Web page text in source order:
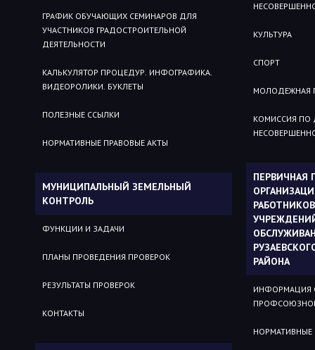
ГРАФИК ОБУЧАЮЩИХ СЕМИНАРОВ ДЛЯ
УЧАСТНИКОВ ГРАДОСТРОИТЕЛЬНОЙ
ДЕЯТЕЛЬНОСТИ
КАЛЬКУЛЯТОР ПРОЦЕДУР. ИНФОГРАФИКА.
ВИДЕОРОЛИКИ. БУКЛЕТЫ
ПОЛЕЗНЫЕ ССЫЛКИ
НОРМАТИВНЫЕ ПРАВОВЫЕ АКТЫ
МУНИЦИПАЛЬНЫЙ ЗЕМЕЛЬНЫЙ
КОНТРОЛЬ
ФУНКЦИИ И ЗАДАЧИ
ПЛАНЫ ПРОВЕДЕНИЯ ПРОВЕРОК
РЕЗУЛЬТАТЫ ПРОВЕРОК
КОНТАКТЫ
КУЛЬТУРА
СПОРТ
МОЛОДЕЖНАЯ
КОМИССИЯ ПО
ПЕРВИЧНАЯ
РАЙОНА
ИНФОРМАЦИЯ